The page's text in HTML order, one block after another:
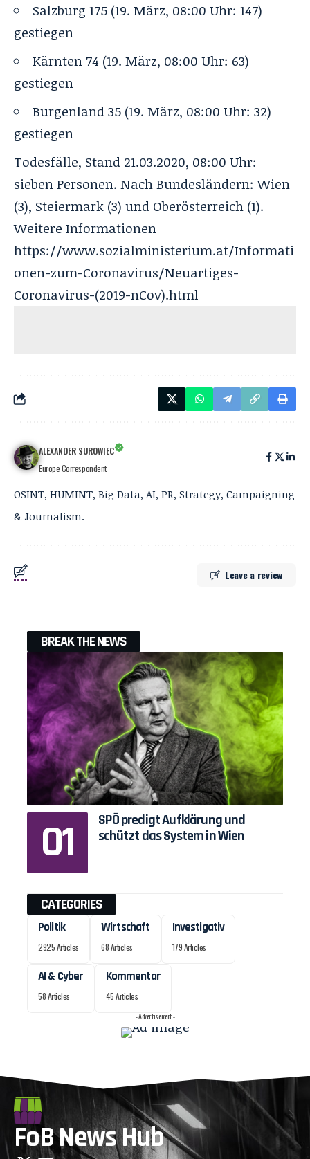
Salzburg 175 (19. März, 08:00 Uhr: 147)
gestiegen
Kärnten 74 (19. März, 08:00 Uhr: 63)
gestiegen
Burgenland 35 (19. März, 08:00 Uhr: 32)
gestiegen
Todesfälle, Stand 21.03.2020, 08:00 Uhr:
sieben Personen. Nach Bundesländern: Wien
(3), Steiermark (3) und Oberösterreich (1).
Weitere Informationen
https://www.sozialministerium.at/Informati
onen-zum-Coronavirus/Neuartiges-
Coronavirus-(2019-nCov).html
ALEXANDER SUROWIEC
Europe Correspondent
OSINT, HUMINT, Big Data, AI, PR, Strategy, Campaigning
& Journalism.
Leave a review
BREAK THE NEWS
SPÖ predigt Aufklärung und
schützt das System in Wien
CATEGORIES
Politik
2925 Articles
Wirtschaft
68 Articles
Investigativ
179 Articles
AI & Cyber
58 Articles
Kommentar
45 Articles
- Advertisement -
FoB News Hub